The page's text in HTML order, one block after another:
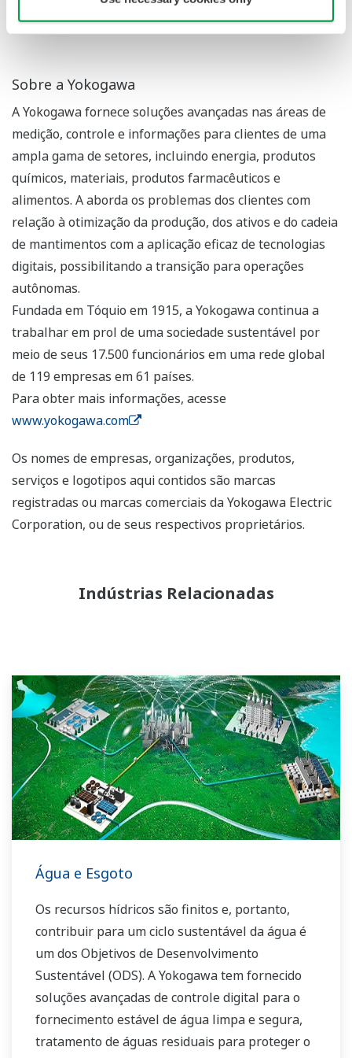
Sobre a Yokogawa
A Yokogawa fornece soluções avançadas nas áreas de
medição, controle e informações para clientes de uma
ampla gama de setores, incluindo energia, produtos
químicos, materiais, produtos farmacêuticos e
alimentos. A aborda os problemas dos clientes com
relação à otimização da produção, dos ativos e do cadeia
de mantimentos com a aplicação eficaz de tecnologias
digitais, possibilitando a transição para operações
autônomas.
Fundada em Tóquio em 1915, a Yokogawa continua a
trabalhar em prol de uma sociedade sustentável por
meio de seus 17.500 funcionários em uma rede global
de 119 empresas em 61 países.
Para obter mais informações, acesse
www.yokogawa.com
Os nomes de empresas, organizações, produtos,
serviços e logotipos aqui contidos são marcas
registradas ou marcas comerciais da Yokogawa Electric
Corporation, ou de seus respectivos proprietários.
Indústrias Relacionadas
Água e Esgoto
Os recursos hídricos são finitos e, portanto,
contribuir para um ciclo sustentável da água é
um dos Objetivos de Desenvolvimento
Sustentável (ODS). A Yokogawa tem fornecido
soluções avançadas de controle digital para o
fornecimento estável de água limpa e segura,
tratamento de águas residuais para proteger o